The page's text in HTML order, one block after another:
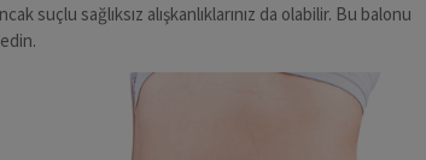
suçlu sağlıksız alışkanlıklarınız da olabilir. Bu balonu